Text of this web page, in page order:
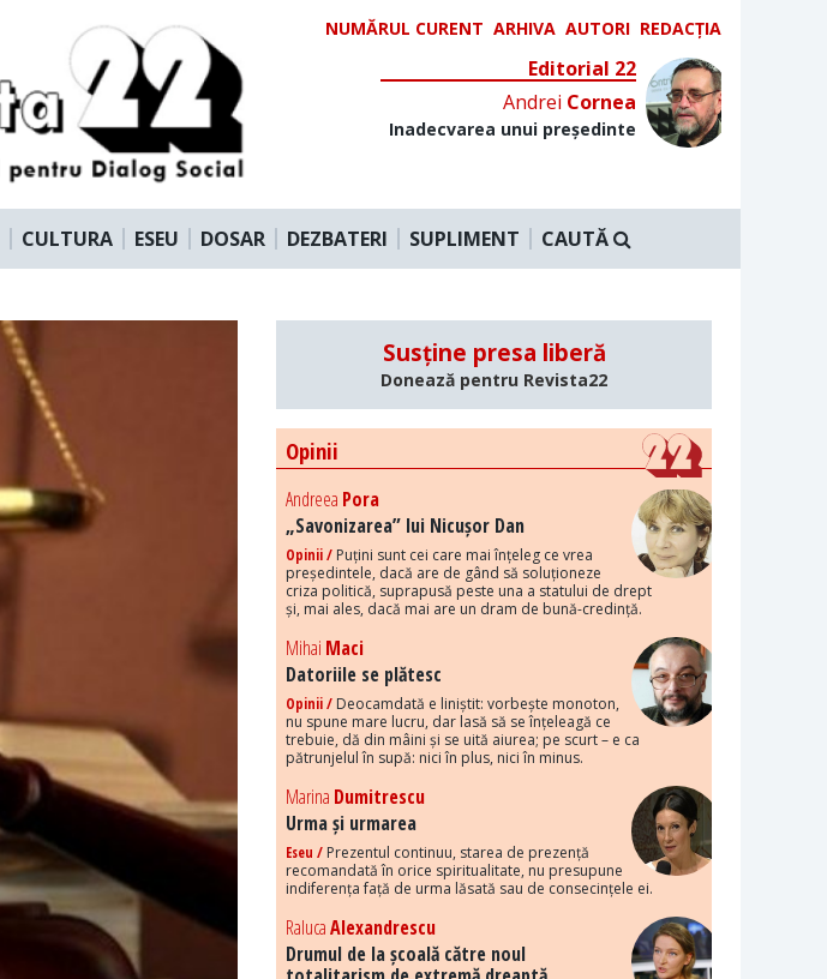
NUMĂRUL CURENT ARHIVA AUTORI REDACȚIA
Editorial 22
Andrei Cornea
Inadecvarea unui președinte
CULTURA ESEU DOSAR DEZBATERI SUPLIMENT CAUTĂ
Susține presa liberă
Donează pentru Revista22
Opinii
Andreea Pora
„Savonizarea” lui Nicușor Dan
Opinii / Puțini sunt cei care mai înțeleg ce vrea
președintele, dacă are de gând să soluționeze
criza politică, suprapusă peste una a statului de drept
și, mai ales, dacă mai are un dram de bună-credință.
Mihai Maci
Datoriile se plătesc
Opinii / Deocamdată e liniștit: vorbește monoton,
nu spune mare lucru, dar lasă să se înțeleagă ce
trebuie, dă din mâini și se uită aiurea; pe scurt – e ca
pătrunjelul în supă: nici în plus, nici în minus.
Marina Dumitrescu
Urma și urmarea
Eseu / Prezentul continuu, starea de prezență
recomandată în orice spiritualitate, nu presupune
indiferența față de urma lăsată sau de consecințele ei.
RalucaAlexandrescu
Drumul de la școală către noul